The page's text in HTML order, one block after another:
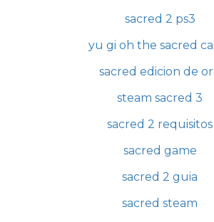
sacred 2 ps3
yu gi oh the sacred
sacred edicion de
steam sacred 3
sacred 2 requisitos
sacred game
sacred 2 guia
sacred steam